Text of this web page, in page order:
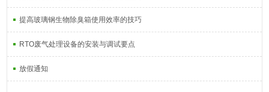
提高玻璃钢生物除臭箱使用效率的技巧
RTO废气处理设备的安装与调试要点
放假通知